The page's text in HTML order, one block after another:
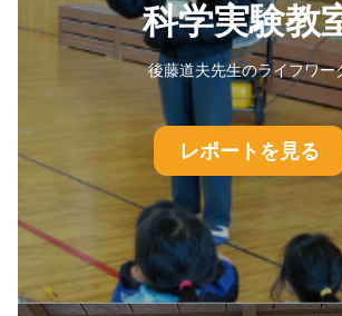
科学実験教
後藤道夫先生のライフワー
レポートを見る